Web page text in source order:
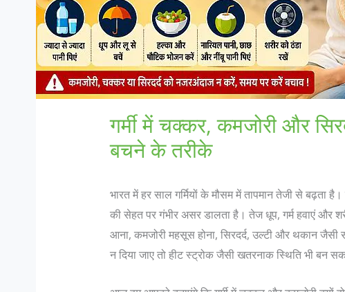
गर्मी में चक्कर, कमजोरी और
बचने के तरीके
भारत में हर साल गर्मियों के मौसम में तापमान तेजी से बढ़ता
की सेहत पर गंभीर असर डालता है। तेज धूप, गर्म हवाएं और
आना, कमजोरी महसूस होना, सिरदर्द, उल्टी और थकान
न दिया जाए तो हीट स्ट्रोक जैसी खतरनाक स्थिति भी बन